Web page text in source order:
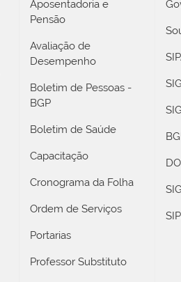
Aposentadoria e
Pensão
Avaliação de
Desempenho
Boletim de Pessoas -
BGP
Boletim de Saúde
Capacitação
Cronograma da Folha
Ordem de Serviços
Portarias
Professor Substituto